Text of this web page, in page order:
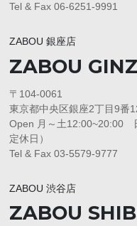
Tel & Fax 06-6251-9991
ZABOU 銀座店
ZABOU
〒104-0061
東京都中央区銀座2丁目9番
Open 月～土12:00~20:00
定休日）
Tel & Fax 03-5579-9777
ZABOU 渋谷店
ZABOU